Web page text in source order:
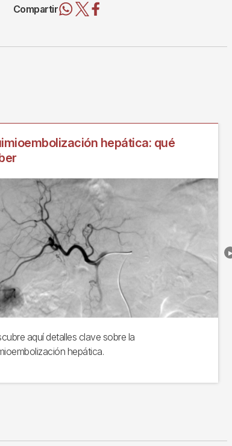
Compartir
hepática: qué
aquí detalles clave sobre la
hepática.